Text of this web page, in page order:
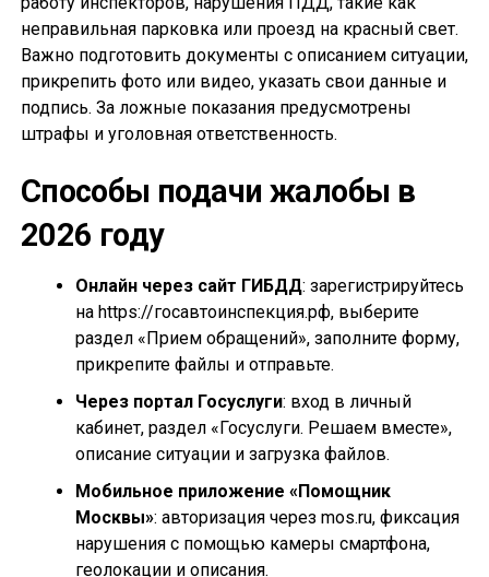
неправильная парковка или проезд на красный свет.
Важно подготовить документы с описанием ситуации,
прикрепить фото или видео, указать свои данные и
подпись. За ложные показания предусмотрены
штрафы и уголовная ответственность.
Способы подачи жалобы в
2026 году
Онлайн через сайт ГИБДД: зарегистрируйтесь
на https://госавтоинспекция.рф, выберите
раздел «Прием обращений», заполните форму,
прикрепите файлы и отправьте.
Через портал Госуслуги: вход в личный
кабинет, раздел «Госуслуги. Решаем вместе»,
описание ситуации и загрузка файлов.
Мобильное приложение «Помощник
Москвы»: авторизация через mos.ru, фиксация
нарушения с помощью камеры смартфона,
геолокации и описания.